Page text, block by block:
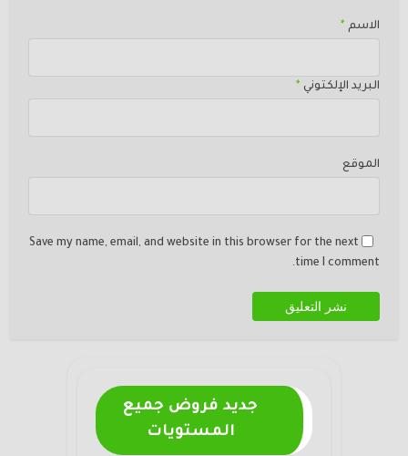
الاسم *
البريد الإلكتوني *
الموقع
Save my name, email, and website in this browser for the next
time I comment.
جديد فروض جميع
المستويات